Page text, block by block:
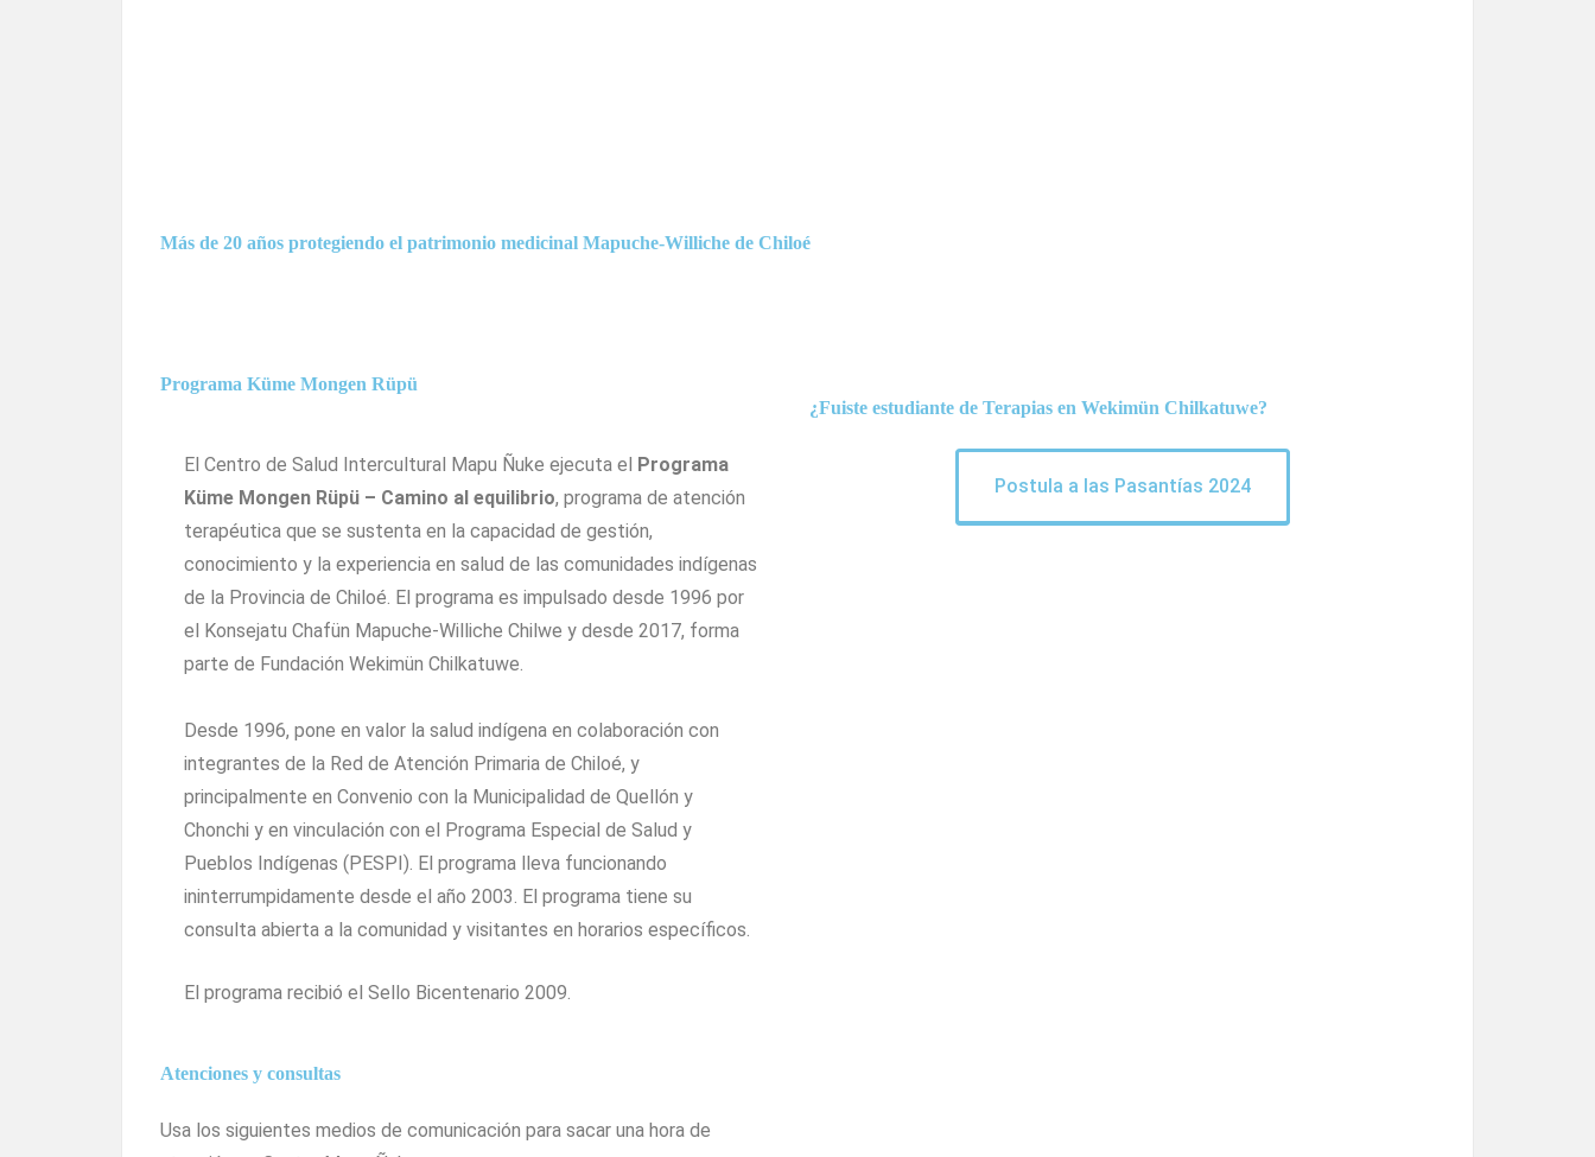
Más de 20 años protegiendo el patrimonio medicinal Mapuche-Williche de Chiloé
Programa Küme Mongen Rüpü
El Centro de Salud Intercultural Mapu Ñuke ejecuta el Programa
Küme Mongen Rüpü – Camino al equilibrio, programa de atención
terapéutica que se sustenta en la capacidad de gestión,
conocimiento y la experiencia en salud de las comunidades indígenas
de la Provincia de Chiloé. El programa es impulsado desde 1996 por
el Konsejatu Chafün Mapuche-Williche Chilwe y desde 2017, forma
parte de Fundación Wekimün Chilkatuwe.
Desde 1996, pone en valor la salud indígena en colaboración con
integrantes de la Red de Atención Primaria de Chiloé, y
principalmente en Convenio con la Municipalidad de Quellón y
Chonchi y en vinculación con el Programa Especial de Salud y
Pueblos Indígenas (PESPI). El programa lleva funcionando
ininterrumpidamente desde el año 2003. El programa tiene su
consulta abierta a la comunidad y visitantes en horarios específicos.
El programa recibió el Sello Bicentenario 2009.
¿Fuiste estudiante de Terapias en Wekimün Chilkatuwe?
Postula a las Pasantías 2024
Atenciones y consultas
Usa los siguientes medios de comunicación para sacar una hora de